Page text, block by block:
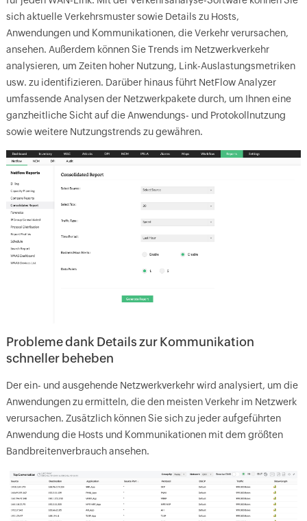
sich aktuelle Verkehrsmuster sowie Details zu Hosts,
Anwendungen und Kommunikationen, die Verkehr verursachen,
ansehen. Außerdem können Sie Trends im Netzwerkverkehr
analysieren, um Zeiten hoher Nutzung, Link-Auslastungsmetriken
usw. zu identifizieren. Darüber hinaus führt NetFlow Analyzer
umfassende Analysen der Netzwerkpakete durch, um Ihnen eine
ganzheitliche Sicht auf die Anwendungs- und Protokollnutzung
sowie weitere Nutzungstrends zu gewähren.
Probleme dank Details zur Kommunikation
schneller beheben
Der ein- und ausgehende Netzwerkverkehr wird analysiert, um die
Anwendungen zu ermitteln, die den meisten Verkehr im Netzwerk
verursachen. Zusätzlich können Sie sich zu jeder aufgeführten
Anwendung die Hosts und Kommunikationen mit dem größten
Bandbreitenverbrauch ansehen.